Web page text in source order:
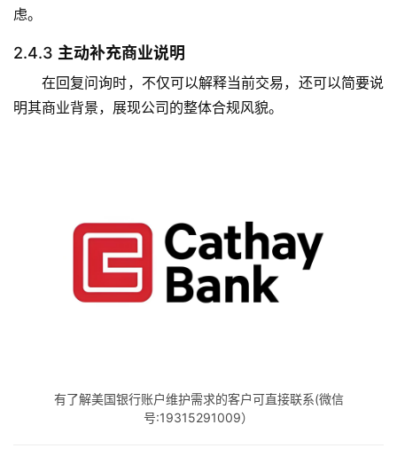
主
虑。
2.4.3 主动补充商业说明
在回复问询时，不仅可以解释当前交易，还可以简要说
明其商业背景，展现公司的整体合规风貌。
有了解美国银行账户维护需求的客户可直接联系(微信
号:19315291009）